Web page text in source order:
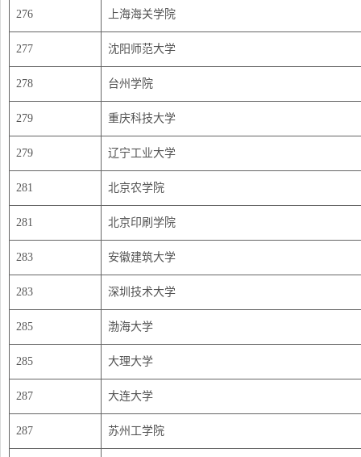
276 上海海关学院
277 沈阳师范大学
278 台州学院
279 重庆科技大学
279 辽宁工业大学
281 北京农学院
281 北京印刷学院
283 安徽建筑大学
283 深圳技术大学
285 渤海大学
285 大理大学
287 大连大学
287 苏州工学院